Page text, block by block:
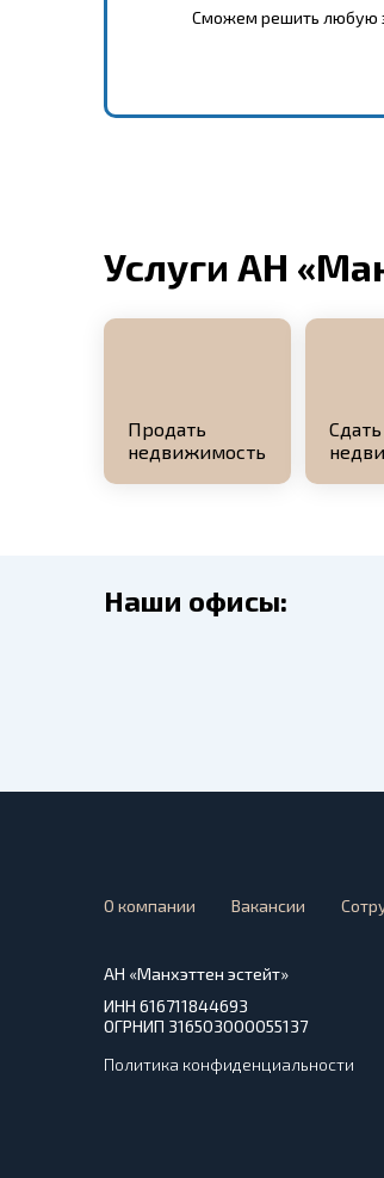
Сможем решить любую
Услуги АН
Продать
недвижимость
Сдать
Наши офисы:
О компании Вакансии
АН «Манхэттен эстейт»
ИНН 616711844693
ОГРНИП 316503000055137
Политика конфиденциальности